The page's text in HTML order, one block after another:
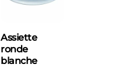
Assiette
ronde
blanche